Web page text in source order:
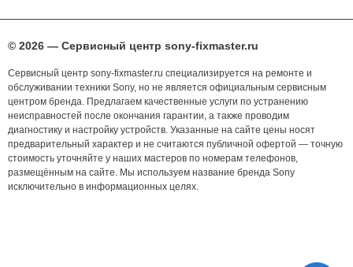
© 2026 — Сервисный центр sony-fixmaster.ru
Сервисный центр sony-fixmaster.ru специализируется на ремонте и
обслуживании техники Sony, но не является официальным сервисным
центром бренда. Предлагаем качественные услуги по устранению
неисправностей после окончания гарантии, а также проводим
диагностику и настройку устройств. Указанные на сайте цены носят
предварительный характер и не считаются публичной офертой — точную
стоимость уточняйте у наших мастеров по номерам телефонов,
размещённым на сайте. Мы используем название бренда Sony
исключительно в информационных целях.